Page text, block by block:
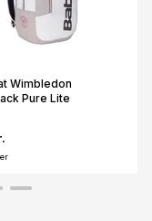
Wimbledon
Pure Lite